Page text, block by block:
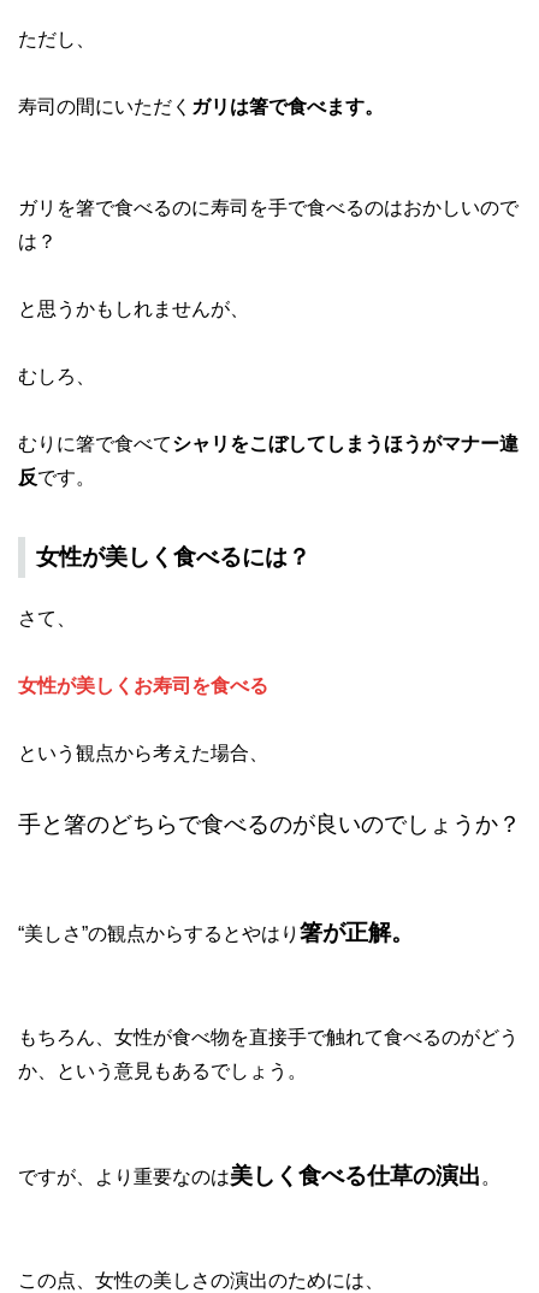
ただし、
寿司の間にいただく ガリは箸で食べます。
ガリを箸で食べるのに寿司を手で食べるのはおかしいので
は？
と思うかもしれませんが、
むしろ、
むりに箸で食べてシャリをこぼしてしまうほうがマナー違
反です。
女性が美しく食べるには？
さて、
女性が美しくお寿司を食べる
という観点から考えた場合、
手と箸のどちらで食べるのが良いのでしょうか？
“美しさ”の観点からするとやはり 箸が正解。
もちろん、女性が食べ物を直接手で触れて食べるのがどう
か、という意見もあるでしょう。
ですが、より重要なのは美しく食べる仕草の演出 。
この点、女性の美しさの演出のためには、